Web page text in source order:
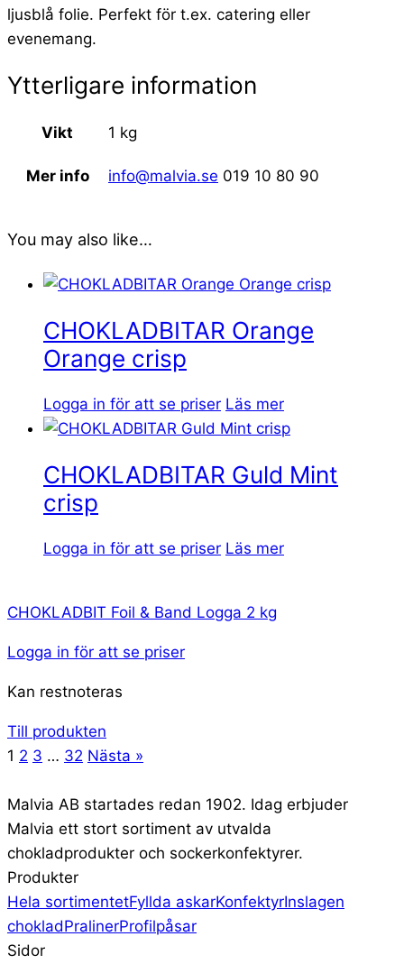
ljusblå folie. Perfekt för t.ex. catering eller
evenemang.
Ytterligare information
Vikt 1 kg
Mer info info@malvia.se 019 10 80 90
You may also like…
CHOKLADBITAR Orange
Orange crisp
Logga in för att se priser Läs mer
CHOKLADBITAR Guld Mint
crisp
Logga in för att se priser Läs mer
CHOKLADBIT Foil & Band Logga 2 kg
Logga in för att se priser
Kan restnoteras
Till produkten
1 2 3 … 32 Nästa »
Malvia AB startades redan 1902. Idag erbjuder
Malvia ett stort sortiment av utvalda
chokladprodukter och sockerkonfektyrer.
Produkter
Hela sortimentetFyllda askarKonfektyrInslagen
chokladPralinerProfilpåsar
Sidor